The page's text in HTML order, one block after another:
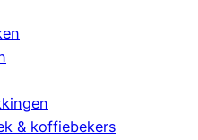
& koffiebekers